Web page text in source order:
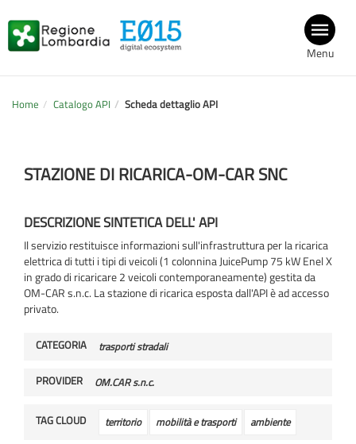
Menu
Home Catalogo API Scheda dettaglio API
STAZIONE DI RICARICA-OM-CAR SNC
DESCRIZIONE SINTETICA DELL' API
Il servizio restituisce informazioni sull'infrastruttura per la ricarica
elettrica di tutti i tipi di veicoli (1 colonnina JuicePump 75 kW Enel X
in grado di ricaricare 2 veicoli contemporaneamente) gestita da
OM-CAR s.n.c. La stazione di ricarica esposta dall'API è ad accesso
privato.
CATEGORIA trasporti stradali
PROVIDER OM.CAR s.n.c.
TAG CLOUD territorio mobilità e trasporti ambiente